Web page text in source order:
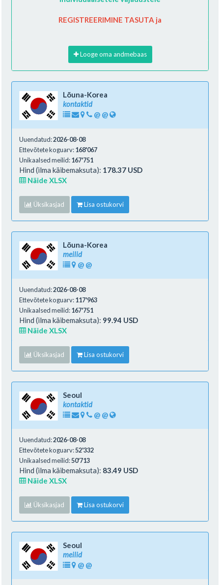
REGISTREERIMINE TASUTA ja
Looge oma andmebaas
Lõuna-Korea
kontaktid
@ @
Uuendatud:2026-08-08
Ettevõtete koguarv:168'067
Unikaalsed meilid:167'751
Hind (ilma käibemaksuta): 178.37 USD
Näide XLSX
Üksikasjad Lisa ostukorvi
Lõuna-Korea
meilid
@ @
Uuendatud:2026-08-08
Ettevõtete koguarv:117'963
Unikaalsed meilid:167'751
Hind (ilma käibemaksuta): 99.94 USD
Näide XLSX
Üksikasjad Lisa ostukorvi
Seoul
kontaktid
@ @
Uuendatud:2026-08-08
Ettevõtete koguarv:52'332
Unikaalsed meilid:50'713
Hind (ilma käibemaksuta): 83.49 USD
Näide XLSX
Üksikasjad Lisa ostukorvi
Seoul
meilid
@ @